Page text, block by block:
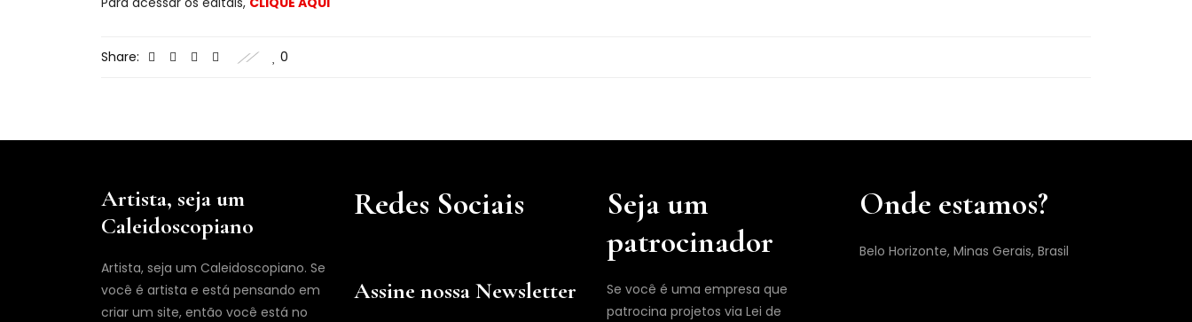
Share: 0
Artista, seja um
Caleidoscopiano
Artista, seja um Caleidoscopiano. Se
você é artista e está pensando em
criar um site, então você está no
Redes Sociais
Assine nossa Newsletter
Seja um
patrocinador
Se você é uma empresa que
patrocina projetos via Lei de
Onde estamos?
Belo Horizonte, Minas Gerais, Brasil